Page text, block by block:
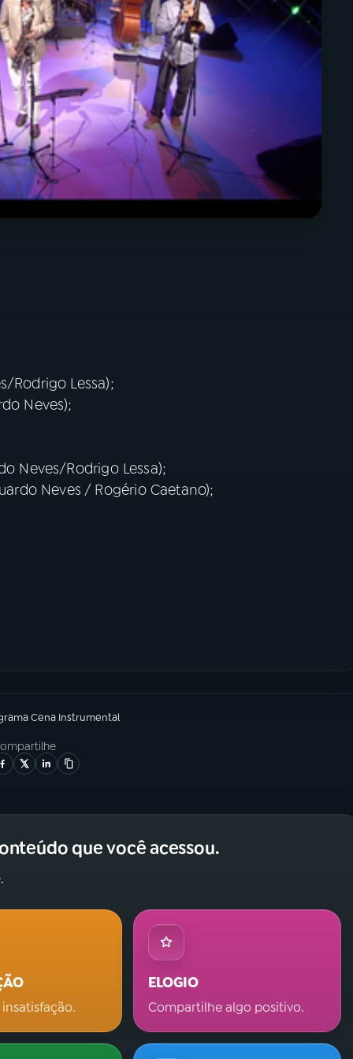
Rodrigo Lessa);
Neves);
Neves/Rodrigo Lessa);
Neves / Rogério Caetano);
Cena Instrumental
que você acessou.
ELOGIO
Compartilhe algo positivo.